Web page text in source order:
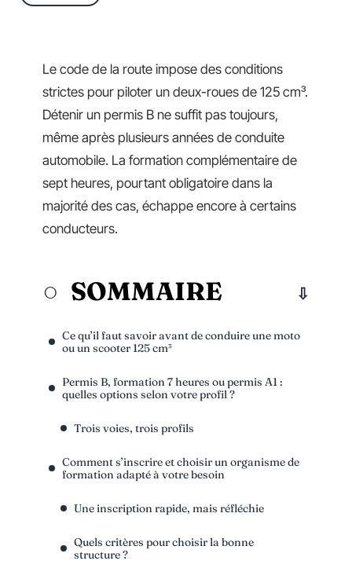
Le code de la route impose des conditions
strictes pour piloter un deux-roues de 125 cm³.
Détenir un permis B ne suffit pas toujours,
même après plusieurs années de conduite
automobile. La formation complémentaire de
sept heures, pourtant obligatoire dans la
majorité des cas, échappe encore à certains
conducteurs.
SOMMAIRE
Ce qu’il faut savoir avant de conduire une moto
ou un scooter 125 cm³
Permis B, formation 7 heures ou permis A1 :
quelles options selon votre profil ?
Trois voies, trois profils
Comment s’inscrire et choisir un organisme de
formation adapté à votre besoin
Une inscription rapide, mais réfléchie
Quels critères pour choisir la bonne
structure ?